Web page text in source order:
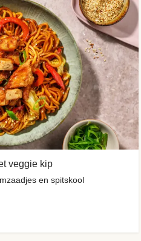
veggie kip
en spitskool